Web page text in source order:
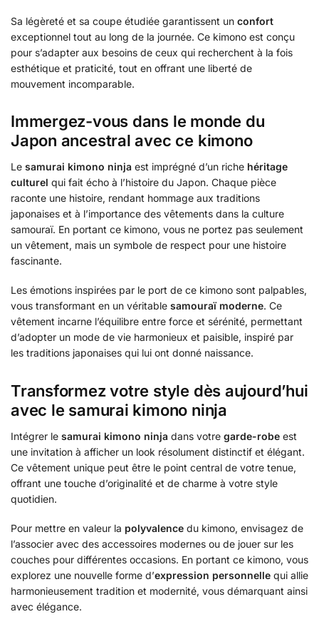
Sa légèreté et sa coupe étudiée garantissent un confort
exceptionnel tout au long de la journée. Ce kimono est conçu
pour s’adapter aux besoins de ceux qui recherchent à la fois
esthétique et praticité, tout en offrant une liberté de
mouvement incomparable.
Immergez-vous dans le monde du
Japon ancestral avec ce kimono
Le samurai kimono ninja est imprégné d’un riche héritage
culturel qui fait écho à l’histoire du Japon. Chaque pièce
raconte une histoire, rendant hommage aux traditions
japonaises et à l’importance des vêtements dans la culture
samouraï. En portant ce kimono, vous ne portez pas seulement
un vêtement, mais un symbole de respect pour une histoire
fascinante.
Les émotions inspirées par le port de ce kimono sont palpables,
vous transformant en un véritable samouraï moderne. Ce
vêtement incarne l’équilibre entre force et sérénité, permettant
d’adopter un mode de vie harmonieux et paisible, inspiré par
les traditions japonaises qui lui ont donné naissance.
Transformez votre style dès aujourd’hui
avec le samurai kimono ninja
Intégrer le samurai kimono ninja dans votre garde-robe est
une invitation à afficher un look résolument distinctif et élégant.
Ce vêtement unique peut être le point central de votre tenue,
offrant une touche d’originalité et de charme à votre style
quotidien.
Pour mettre en valeur la polyvalence du kimono, envisagez de
l’associer avec des accessoires modernes ou de jouer sur les
couches pour différentes occasions. En portant ce kimono, vous
explorez une nouvelle forme d’expression personnelle qui allie
harmonieusement tradition et modernité, vous démarquant ainsi
avec élégance.